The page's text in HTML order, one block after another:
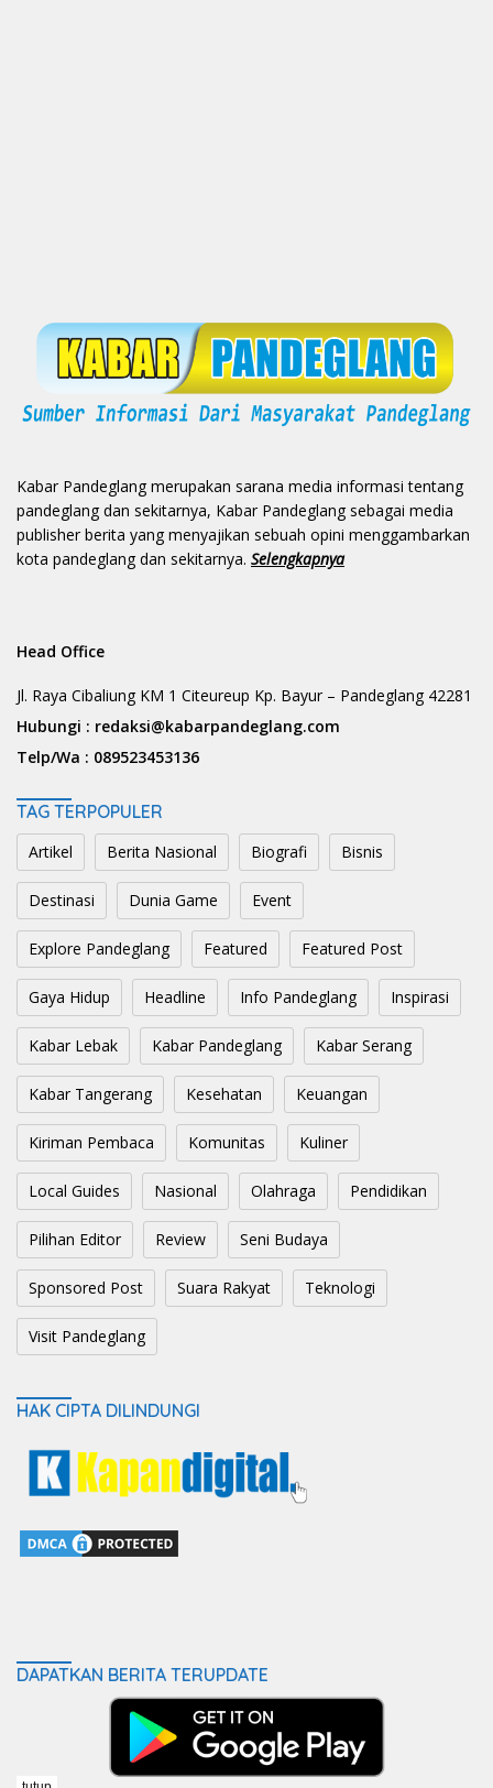
Kabar Pandeglang merupakan sarana media informasi tentang
pandeglang dan sekitarnya, Kabar Pandeglang sebagai media
publisher berita yang menyajikan sebuah opini menggambarkan
kota pandeglang dan sekitarnya. Selengkapnya
Head Office
Jl. Raya Cibaliung KM 1 Citeureup Kp. Bayur – Pandeglang 42281
Hubungi : redaksi@kabarpandeglang.com
Telp/Wa : 089523453136
TAG TERPOPULER
Artikel Berita Nasional Biografi Bisnis
Destinasi Dunia Game Event
Explore Pandeglang Featured Featured Post
Gaya Hidup Headline Info Pandeglang Inspirasi
Kabar Lebak Kabar Pandeglang Kabar Serang
Kabar Tangerang Kesehatan Keuangan
Kiriman Pembaca Komunitas Kuliner
Local Guides Nasional Olahraga Pendidikan
Pilihan Editor Review Seni Budaya
Sponsored Post Suara Rakyat Teknologi
Visit Pandeglang
HAK CIPTA DILINDUNGI
DAPATKAN BERITA TERUPDATE